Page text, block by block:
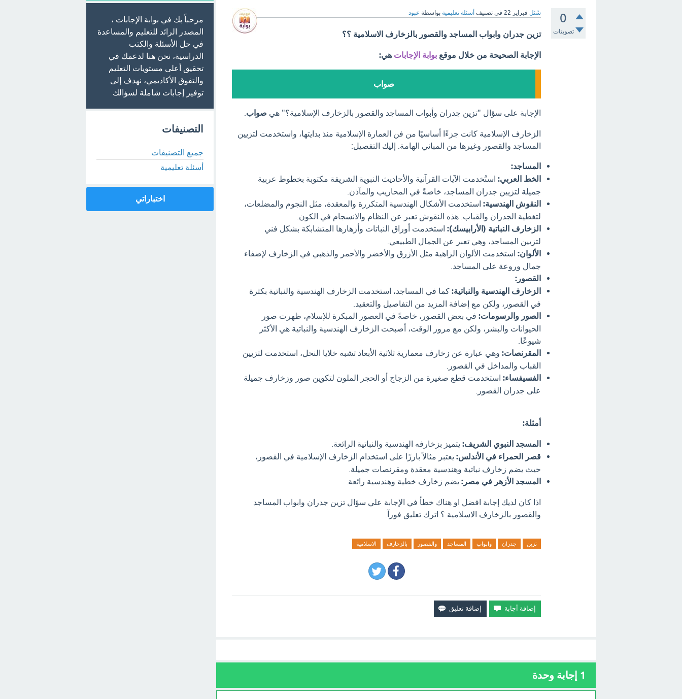
0
تصويتات
سُئل فبراير 22 في تصنيف أسئلة تعليمية بواسطة عبود
تزين جدران وابواب المساجد والقصور بالزخارف الاسلامية ؟؟
الإجابة الصحيحة من خلال موقع بوابة الإجابات هي:
صواب
الإجابة على سؤال "تزين جدران وأبواب المساجد والقصور بالزخارف الإسلامية؟" هي صواب
الزخارف الإسلامية كانت جزءًا أساسيًا من فن العمارة الإسلامية منذ بدايتها، واستخدمت لتزيين
المساجد والقصور وغيرها من المباني الهامة. إليك التفصيل:
المساجد:
الخط العربي: استُخدمت الآيات القرآنية والأحاديث النبوية الشريفة مكتوبة بخطوط عربية
جميلة لتزيين جدران المساجد، خاصةً في المحاريب والمآذن.
النقوش الهندسية: استخدمت الأشكال الهندسية المتكررة والمعقدة، مثل النجوم والمضلعات،
لتغطية الجدران والقباب. هذه النقوش تعبر عن النظام والانسجام في الكون.
الزخارف النباتية (الأرابيسك): استخدمت أوراق النباتات وأزهارها المتشابكة بشكل فني
لتزيين المساجد، وهي تعبر عن الجمال الطبيعي.
الألوان: استخدمت الألوان الزاهية مثل الأزرق والأخضر والأحمر والذهبي في الزخارف لإضفاء
جمال وروعة على المساجد.
القصور:
الزخارف الهندسية والنباتية: كما في المساجد، استخدمت الزخارف الهندسية والنباتية بكثرة
في القصور، ولكن مع إضافة المزيد من التفاصيل والتعقيد.
الصور والرسومات: في بعض القصور، خاصةً في العصور المبكرة للإسلام، ظهرت صور
الحيوانات والبشر، ولكن مع مرور الوقت، أصبحت الزخارف الهندسية والنباتية هي الأكثر
شيوعًا.
المقرنصات: وهي عبارة عن زخارف معمارية ثلاثية الأبعاد تشبه خلايا النحل، استخدمت لتزيين
القباب والمداخل في القصور.
الفسيفساء: استخدمت قطع صغيرة من الزجاج أو الحجر الملون لتكوين صور وزخارف جميلة
على جدران القصور.
أمثلة:
المسجد النبوي الشريف: يتميز بزخارفه الهندسية والنباتية الرائعة.
قصر الحمراء في الأندلس: يعتبر مثالاً بارزًا على استخدام الزخارف الإسلامية في القصور،
حيث يضم زخارف نباتية وهندسية معقدة ومقرنصات جميلة.
المسجد الأزهر في مصر: يضم زخارف خطية وهندسية رائعة.
اذا كان لديك إجابة افضل او هناك خطأ في الإجابة علي سؤال تزين جدران وابواب المساجد
والقصور بالزخارف الاسلامية ؟ اترك تعليق فورآ.
تزين جدران وابواب المساجد والقصور بالزخارف الاسلامية
1 إجابة وحدة
مرحباً بك في بوابة الإجابات ،
المصدر الرائد للتعليم والمساعدة
في حل الأسئلة والكتب
الدراسية، نحن هنا لدعمك في
تحقيق أعلى مستويات التعليم
والتفوق الأكاديمي، نهدف إلى
توفير إجابات شاملة لسؤالك
التصنيفات
جميع التصنيفات
أسئلة تعليمية
اختباراتي